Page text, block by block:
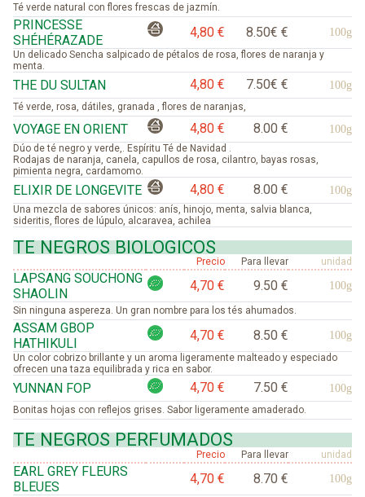
Té verde natural con flores frescas de jazmín.
PRINCESSE
SHÉHÉRAZADE
4,80 € 8.50€ € 100g
Un delicado Sencha salpicado de pétalos de rosa, flores de naranja y
menta.
THE DU SULTAN 4,80 € 7.50€ € 100g
Té verde, rosa, dátiles, granada , flores de naranjas,
VOYAGE EN ORIENT 4,80 € 8.00 € 100g
Dúo de té negro y verde,. Espíritu Té de Navidad .
Rodajas de naranja, canela, capullos de rosa, cilantro, bayas rosas,
pimienta negra, cardamomo.
ELIXIR DE LONGEVITE 4,80 € 8.00 € 100g
Una mezcla de sabores únicos: anís, hinojo, menta, salvia blanca,
sideritis, flores de lúpulo, alcaravea, achilea
TE NEGROS BIOLOGICOS
Precio Para llevar unidad
LAPSANG SOUCHONG
SHAOLIN
4,70 € 9.50 € 100g
Sin ninguna aspereza. Un gran nombre para los tés ahumados.
ASSAM GBOP
HATHIKULI
4,70 € 8.50 € 100g
Un color cobrizo brillante y un aroma ligeramente malteado y especiado
ofrecen una taza equilibrada y rica en sabor.
YUNNAN FOP 4,70 € 7.50 € 100g
Bonitas hojas con reflejos grises. Sabor ligeramente amaderado.
TE NEGROS PERFUMADOS
Precio Para llevar unidad
EARL GREY FLEURS
BLEUES
4,70 € 8.70 € 100g